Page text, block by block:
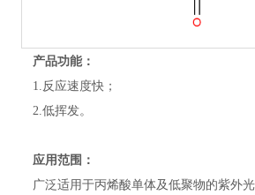
产品功能：
1.反应速度快；
2.低挥发。
应用范围：
广泛适用于丙烯酸单体及低聚物的紫外光